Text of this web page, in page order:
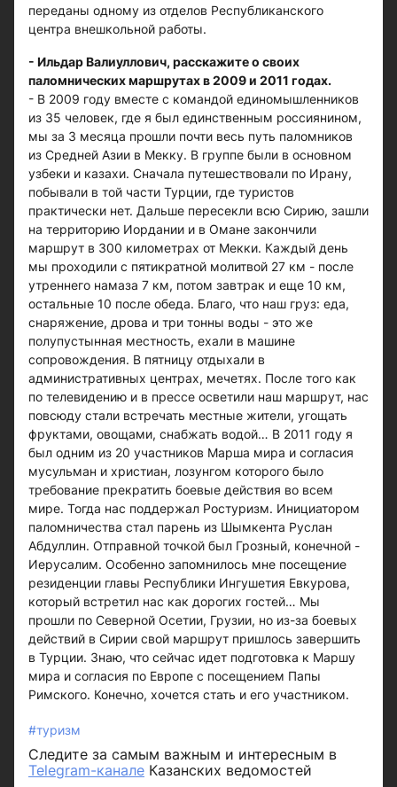
переданы одному из отделов Республиканского
центра внешкольной работы.
- Ильдар Валиуллович, расскажите о своих
паломнических маршрутах в 2009 и 2011 годах.
- В 2009 году вместе с командой единомышленников
из 35 человек, где я был единственным россиянином,
мы за 3 месяца прошли почти весь путь паломников
из Средней Азии в Мекку. В группе были в основном
узбеки и казахи. Сначала путешествовали по Ирану,
побывали в той части Турции, где туристов
практически нет. Дальше пересекли всю Сирию, зашли
на территорию Иордании и в Омане закончили
маршрут в 300 километрах от Мекки. Каждый день
мы проходили с пятикратной молитвой 27 км - после
утреннего намаза 7 км, потом завтрак и еще 10 км,
остальные 10 после обеда. Благо, что наш груз: еда,
снаряжение, дрова и три тонны воды - это же
полупустынная местность, ехали в машине
сопровождения. В пятницу отдыхали в
административных центрах, мечетях. После того как
по телевидению и в прессе осветили наш маршрут, нас
повсюду стали встречать местные жители, угощать
фруктами, овощами, снабжать водой… В 2011 году я
был одним из 20 участников Марша мира и согласия
мусульман и христиан, лозунгом которого было
требование прекратить боевые действия во всем
мире. Тогда нас поддержал Ростуризм. Инициатором
паломничества стал парень из Шымкента Руслан
Абдуллин. Отправной точкой был Грозный, конечной -
Иерусалим. Особенно запомнилось мне посещение
резиденции главы Республики Ингушетия Евкурова,
который встретил нас как дорогих гостей… Мы
прошли по Северной Осетии, Грузии, но из-за боевых
действий в Сирии свой маршрут пришлось завершить
в Турции. Знаю, что сейчас идет подготовка к Маршу
мира и согласия по Европе с посещением Папы
Римского. Конечно, хочется стать и его участником.
#туризм
Следите за самым важным и интересным в
Telegram-канале Казанских ведомостей